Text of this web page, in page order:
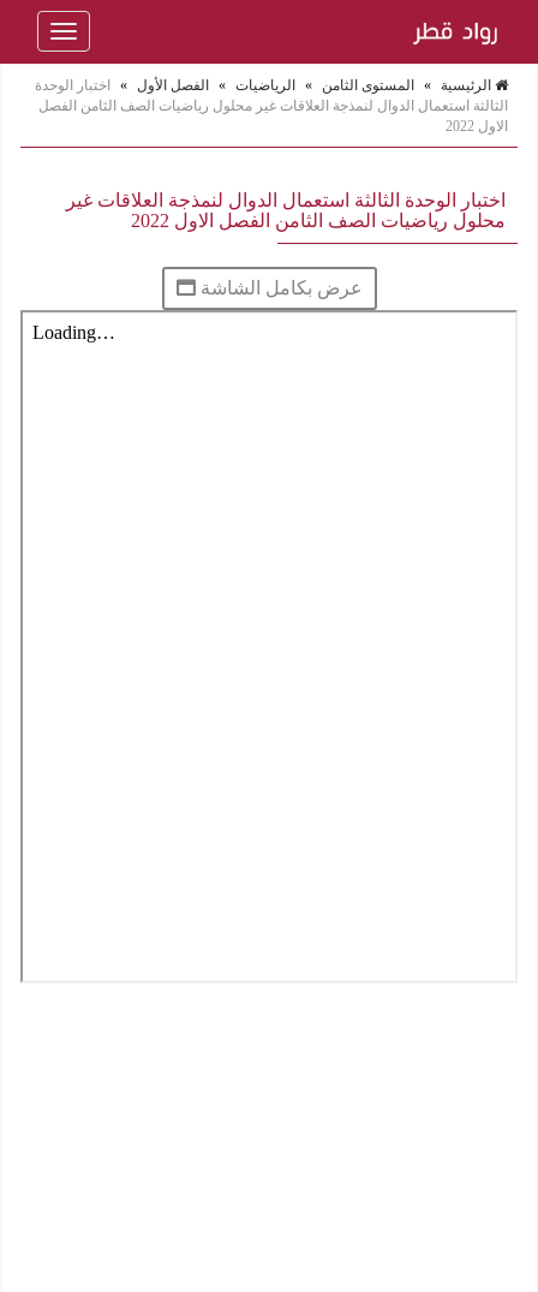
Toggle
الرئيسية » المستوى الثامن » الرياضيات » الفصل الأول »
اختبار الوحدة
الثالثة استعمال الدوال لنمذجة العلاقات غير محلول رياضيات الصف الثامن الفصل
الاول 2022
اختبار الوحدة الثالثة استعمال الدوال لنمذجة العلاقات غير
محلول رياضيات الصف الثامن الفصل الاول 2022
عرض بكامل الشاشة